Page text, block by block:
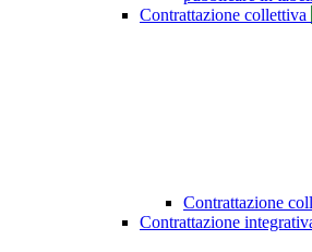
Contrattazione collettiva
Contrattazione
Contrattazione